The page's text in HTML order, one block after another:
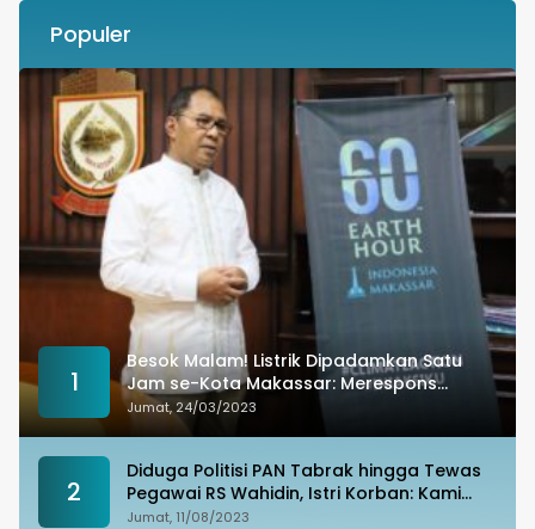
Populer
1
Besok Malam! Listrik Dipadamkan Satu
Jam se-Kota Makassar: Merespons
Perubahan Iklim
Jumat, 24/03/2023
2
Diduga Politisi PAN Tabrak hingga Tewas
Pegawai RS Wahidin, Istri Korban: Kami
Tak Terima
Jumat, 11/08/2023